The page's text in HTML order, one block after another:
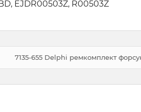
EJDR00503Z, R00503Z
7135-655 Delphi ремкомплект